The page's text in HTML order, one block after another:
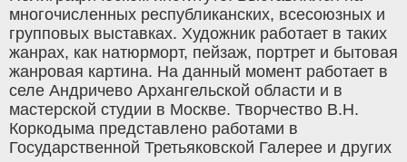
многочисленных республиканских, всесоюзных и
групповых выставках. Художник работает в таких
жанрах, как натюрморт, пейзаж, портрет и бытовая
жанровая картина. На данный момент работает в
селе Андричево Архангельской области и в
мастерской студии в Москве. Творчество В.Н.
Коркодыма представлено работами в
Государственной Третьяковской Галерее и других